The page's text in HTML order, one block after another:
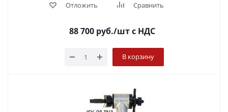
Отложить Сравнить
88 700 руб./штс НДС
В корзину